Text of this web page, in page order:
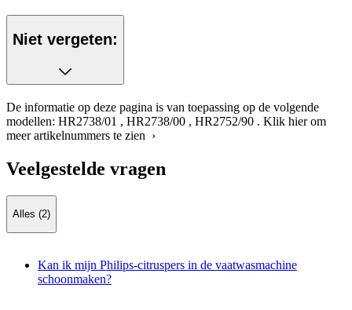
Niet vergeten:
De informatie op deze pagina is van toepassing op de volgende
modellen: HR2738/01 , HR2738/00 , HR2752/90 . Klik hier om
meer artikelnummers te zien ›
Veelgestelde vragen
Alles (2)
Kan ik mijn Philips-citruspers in de vaatwasmachine
schoonmaken?